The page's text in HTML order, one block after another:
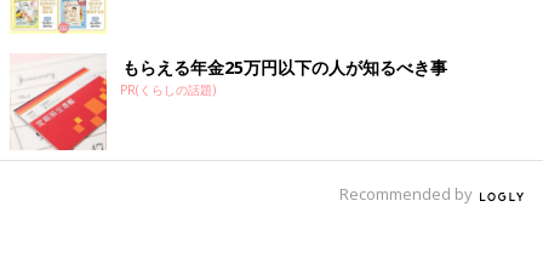
もらえる年金25万円以下の人が知るべき事
PR(くらしの話題)
Recommended by